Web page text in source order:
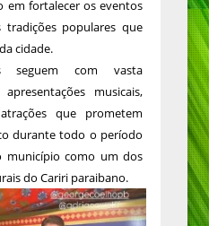
em fortalecer os eventos
populares que
cidade.
seguem com vasta
musicais,
que prometem
durante todo o período
município como um dos
do Cariri paraibano.